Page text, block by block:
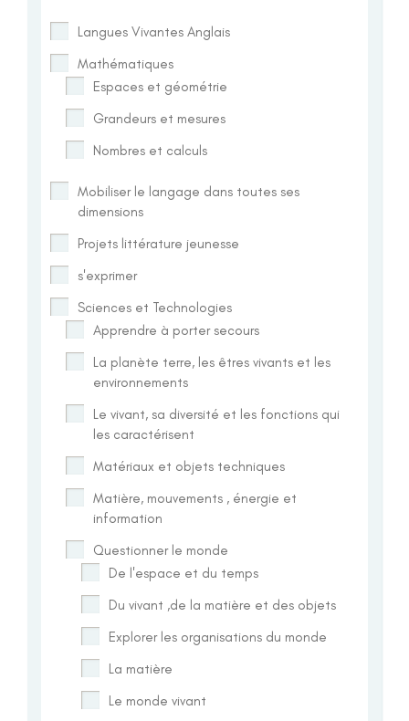
Langues Vivantes Anglais
Mathématiques
Espaces et géométrie
Grandeurs et mesures
Nombres et calculs
Mobiliser le langage dans toutes ses
dimensions
Projets littérature jeunesse
s'exprimer
Sciences et Technologies
Apprendre à porter secours
La planète terre, les êtres vivants et les
environnements
Le vivant, sa diversité et les fonctions qui
les caractérisent
Matériaux et objets techniques
Matière, mouvements , énergie et
information
Questionner le monde
De l'espace et du temps
Du vivant ,de la matière et des objets
Explorer les organisations du monde
La matière
Le monde vivant